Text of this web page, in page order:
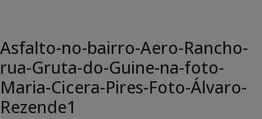
Asfalto-no-bairro-Aero-Rancho-
rua-Gruta-do-Guine-na-foto-
Maria-Cicera-Pires-Foto-Álvaro-
Rezende1